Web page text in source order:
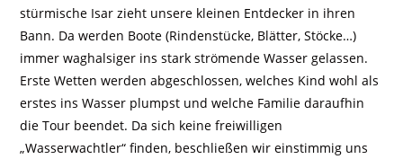
stürmische Isar zieht unsere kleinen Entdecker in ihren
Bann. Da werden Boote (Rindenstücke, Blätter, Stöcke…)
immer waghalsiger ins stark strömende Wasser gelassen.
Erste Wetten werden abgeschlossen, welches Kind wohl als
erstes ins Wasser plumpst und welche Familie daraufhin
die Tour beendet. Da sich keine freiwilligen
„Wasserwachtler“ finden, beschließen wir einstimmig uns